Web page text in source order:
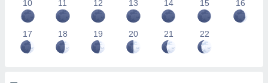
10 11 12 13 14 15 16
17 18 19 20 21 22